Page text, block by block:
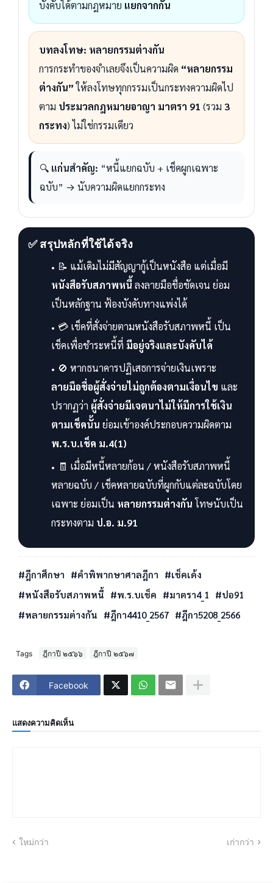
บังคับได้ตามกฎหมาย แยกจากกัน
บทลงโทษ: หลายกรรมต่างกัน
การกระทำของจำเลยจึงเป็นความผิด “หลายกรรม
ต่างกัน”ให้ลงโทษทุกกรรมเป็นกระทงความผิดไป
ตาม ประมวลกฎหมายอาญา มาตรา 91 (รวม 3
กระทง) ไม่ใช่กรรมเดียว
🔍 แก่นสำคัญ: “หนี้แยกฉบับ + เช็คผูกเฉพาะ
ฉบับ” → นับความผิดแยกกระทง
✅ สรุปหลักที่ใช้ได้จริง
📝 แม้เดิมไม่มีสัญญากู้เป็นหนังสือ แต่เมื่อมี
หนังสือรับสภาพหนี้ ลงลายมือชื่อชัดเจน ย่อม
เป็นหลักฐาน ฟ้องบังคับทางแพ่งได้
💳 เช็คที่สั่งจ่ายตามหนังสือรับสภาพหนี้ เป็น
เช็คเพื่อชำระหนี้ที่ มีอยู่จริงและบังคับได้
🚫 หากธนาคารปฏิเสธการจ่ายเงินเพราะ
ลายมือชื่อผู้สั่งจ่ายไม่ถูกต้องตามเงื่อนไข และ
ปรากฏว่า ผู้สั่งจ่ายมีเจตนาไม่ให้มีการใช้เงิน
ตามเช็คนั้น ย่อมเข้าองค์ประกอบความผิดตาม
พ.ร.บ.เช็ค ม.4(1)
🧾 เมื่อมีหนี้หลายก้อน / หนังสือรับสภาพหนี้
หลายฉบับ / เช็คหลายฉบับที่ผูกกับแต่ละฉบับโดย
เฉพาะ ย่อมเป็น หลายกรรมต่างกัน โทษนับเป็น
กระทงตาม ป.อ. ม.91
#ฎีกาศึกษา #คำพิพากษาศาลฎีกา
#เช็คเด้ง
#หนังสือรับสภาพหนี้
#พ.ร.บเช็ค #มาตรา4_1
#ปอ91
#หลายกรรมต่างกัน
#ฎีกา4410_2567 #ฎีกา5208_2566
Tags ฎีกาปี ๒๕๖๖ ฎีกาปี ๒๕๖๗
Facebook
แสดงความคิดเห็น
ใหม่กว่า เก่ากว่า